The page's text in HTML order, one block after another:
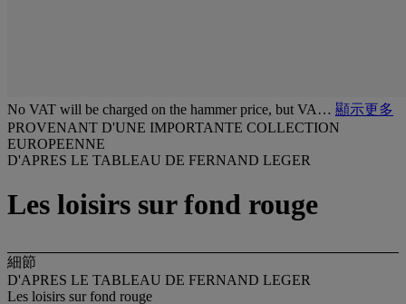
No VAT will be charged on the hammer price, but VA… 顯示更多
PROVENANT D'UNE IMPORTANTE COLLECTION
EUROPEENNE
D'APRES LE TABLEAU DE FERNAND LEGER
Les loisirs sur fond rouge
細節
D'APRES LE TABLEAU DE FERNAND LEGER
Les loisirs sur fond rouge